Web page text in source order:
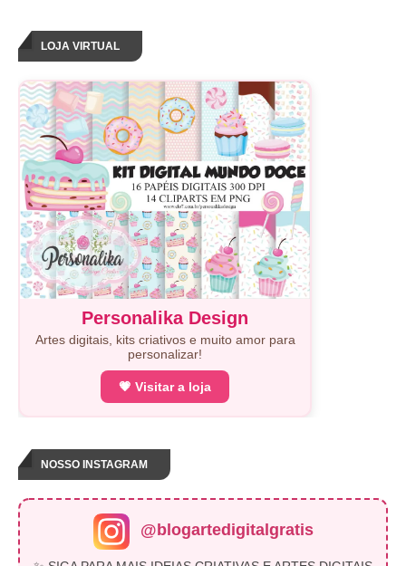
LOJA VIRTUAL
Personalika Design
Artes digitais, kits criativos e muito amor para
personalizar!
💗 Visitar a loja
NOSSO INSTAGRAM
@blogartedigitalgratis